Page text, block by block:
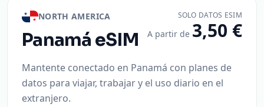
NORTH AMERICA
Panamá eSIM
SOLO DATOS ESIM
A partir de 3,50 €
Mantente conectado en Panamá con planes de
datos para viajar, trabajar y el uso diario en el
extranjero.